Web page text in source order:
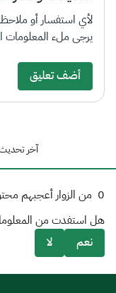
لأي استفسار أو
يرجى ملء المعلومات
أضف تعليق
آخر تحديث: 16 يونيو 2026 02:21 م المملكة العربية
0 من الزوار أعجبهم
هل استفدت من
نعم
لا